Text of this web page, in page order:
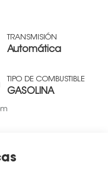
TRANSMISIÓN
Automática
TIPO DE COMBUSTIBLE
GASOLINA